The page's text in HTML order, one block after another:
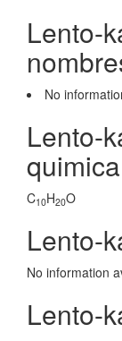
Lento-
No
Lento-
quimica
C10H20O
Lento-
No information
Lento-